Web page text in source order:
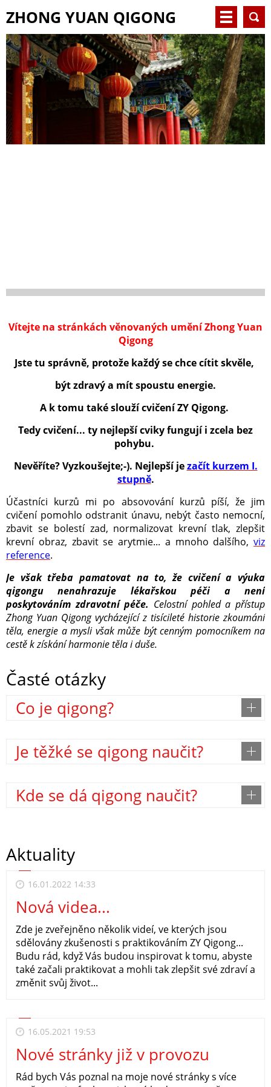
ZHONG YUAN QIGONG
Vítejte na stránkách věnovaných umění Zhong Yuan
Qigong
Jste tu správně, protože každý se chce cítit skvěle,
být zdravý a mít spoustu energie.
A k tomu také slouží cvičení ZY Qigong.
Tedy cvičení... ty nejlepší cviky fungují i zcela bez
pohybu.
Nevěříte? Vyzkoušejte;-). Nejlepší jezačít kurzem I.
stupně.
Účastníci kurzů mi po absovování kurzů píší, že jim
cvičení pomohlo odstranit únavu, nebýt často nemocní,
zbavit se bolestí zad, normalizovat krevní tlak, zlepšit
krevní obraz, zbavit se arytmie... a mnoho dalšího, viz
reference.
Je však třeba pamatovat na to, že cvičení a výuka
qigongu nenahrazuje lékařskou péči a není
poskytováním zdravotní péče. Celostní pohled a přístup
Zhong Yuan Qigong vycházející z tisícileté historie zkoumání
těla, energie a mysli však může být cenným pomocníkem na
cestě k získání harmonie těla i duše.
Časté otázky
Co je qigong?
Je těžké se qigong naučit?
Kde se dá qigong naučit?
Aktuality
16.01.2022 14:33
Nová videa...
Zde je zveřejněno několik videí, ve kterých jsou
sdělovány zkušenosti s praktikováním ZY Qigong...
Budu rád, když Vás budou inspirovat k tomu, abyste
také začali praktikovat a mohli tak zlepšit své zdraví a
změnit svůj život...
16.05.2021 19:53
Nové stránky již v provozu
Rád bych Vás poznal na moje nové stránky s více